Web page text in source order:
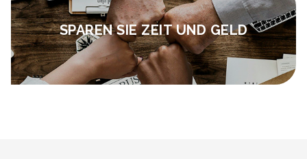
SPAREN SIE ZEIT UND GELD